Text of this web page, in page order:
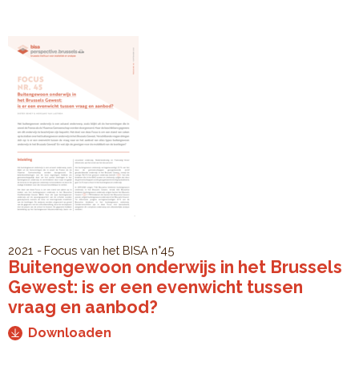
2021 Focus van het BISA n°45
Buitengewoon onderwijs in het Brussels
Gewest: is er een evenwicht tussen
vraag en aanbod?
Downloaden